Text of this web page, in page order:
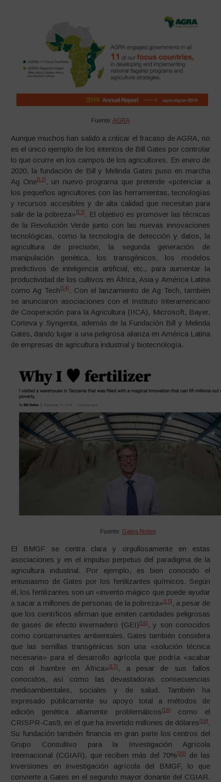
Fuente: AGRA
Aunque muchos han salido a criticar el fracaso de AGRA, no
es el único ejemplo de los intentos de Bill Gates por controlar
lo que ocurre en los campos de los agricultores. En enero de
2020, la fundación de Bill y Melinda Gates puso en marcha
Ag One[12] , un nuevo programa que pretende «potenciar a
los pequeños agricultores con las herramientas, tecnologías
y recursos accesibles y de alta calidad que necesitan para
salir de la pobreza» [13] . El objetivo es promover las técnicas
de la Revolución Verde junto con las nuevas innovaciones
tecnológicas, como la tecnología de detección y datos, la
agricultura de precisión, la segunda generación de
manipulación genética, los transgénicos, los modelos
predictivos de inteligencia artificial, etc., para aumentar la
productividad de los cultivos en África, Asia y América Latina
como Ag Tech [14] . Con el lanzamiento de Ag Tech, también
se anunciaron asociaciones con el Instituto Interamericano
de Cooperación para la Agricultura (IICA), Microsoft, Bayer,
Corteva y Syngenta, además de la Fundación Bill y Melinda
Gates, dando lugar a una peligrosa alianza en América Latina
de empresas de agricultura industrial y biotecnología.
Fuente: Gates Notes
El BMGF se centra clara y orgullosamente en estas
asociaciones y en el impulso perpetuo del paradigma de la
agricultura industrial. Por ejemplo, es bien conocido el
entusiasmo de Gates por los fertilizantes químicos. Según
él, los fertilizantes son un «invento mágico que puede ayudar
a sacar a millones de personas de la pobreza» [15] , a pesar de
que los científicos afirman que emiten cantidades peligrosas
de gases de efecto invernadero (GEI) [16] , y son conocidos
como contaminantes ambientales. Gates también considera
que las semillas transgénicas son una «solución técnica
necesaria» para el desarrollo agrícola que podría «acabar
con el hambre en África» [17] , a pesar de sus fallos
conocidos, así como las devastadoras consecuencias
medioambientales, sociales y de salud. También ha
expresado públicamente su apoyo total a métodos de
edición genética altamente problemáticos [18]
como el
CRISPR-Cas9, en el que ha invertido millones de dólares [19] .
Su fundación también financia en gran parte los centros del
Grupo Consultivo para la Investigación Agrícola
Internacional (CGIAR), que reciben más del 70% [20]
de las
inversiones en investigación agrícola del BMGF, lo que
convierte a Gates en el segundo mayor donante del CGIAR.